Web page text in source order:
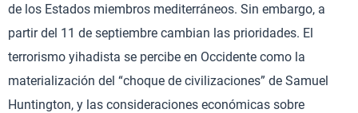
de los Estados miembros mediterráneos. Sin embargo, a
partir del 11 de septiembre cambian las prioridades. El
terrorismo yihadista se percibe en Occidente como la
materialización del “choque de civilizaciones” de Samuel
Huntington, y las consideraciones económicas sobre